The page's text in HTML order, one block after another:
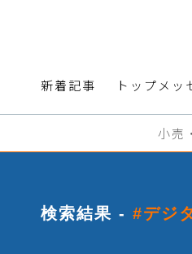
新着記事 トップメッ
小売
検索結果 - #デジ